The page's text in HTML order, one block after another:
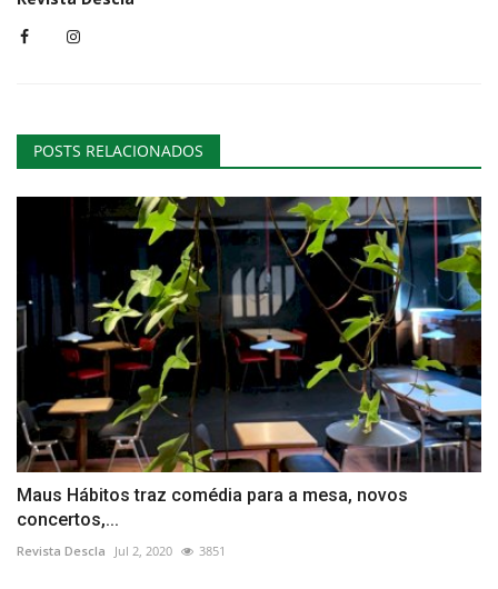
POSTS RELACIONADOS
Maus Hábitos traz comédia para a mesa, novos
concertos,...
Revista Descla Jul 2, 2020 3851